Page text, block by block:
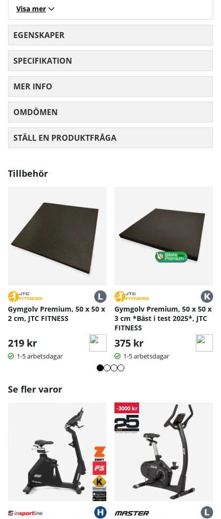
Det magnetiska bromssystemet säkerställer en tyst och
smidig gång, medan ergonomiska handtag med inbyggd
pulsmätning och justerbar sadel ger hög komfort vid varje
pass.
Funktioner och fördelar:
16 motståndsnivåer: Ger möjlighet att variera intensiteten
i träningen.
drift.
Ergonomiska handtag: Inbyggda pulssensorer för enkel
övervakning.
Justerbar sadel: Vertikalt och horisontellt för optimal
komfort.
Kompakt design: Passar även i mindre utrymmen utan att
kompromissa med stabilitet.
Svänghjul: 5 kg
Pulsmätning: Inbyggda handpulssensorer
Sadelfunktion: Justering vertikalt och horisontellt
Max användarvikt: 120 kg
Produktmått: 101 x 49 x 135 cm
Vikt: 24,2 kg
Tips för användning:
Placera cykeln på en plan yta för stabilitet.
Justera sadeln efter kroppslängd för bästa komfort.
Bruksanvisning / manual »
Visa mer
EGENSKAPER
SPECIFIKATION
MER INFO
OMDÖMEN
STÄLL EN PRODUKTFRÅGA
Tillbehör
Gymgolv Premium, 50 x 50 x
2 cm, JTC FITNESS
219 kr
1-5 arbetsdagar
Gymgolv Premium, 50 x 50 x
3 cm *Bäst i test 2025*, JTC
FITNESS
375 kr
1-5 arbetsdagar
Se fler varor
-3000 kr